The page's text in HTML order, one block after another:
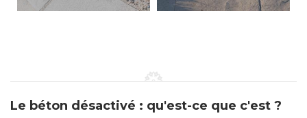
Le béton désactivé : qu'est-ce que c'est ?